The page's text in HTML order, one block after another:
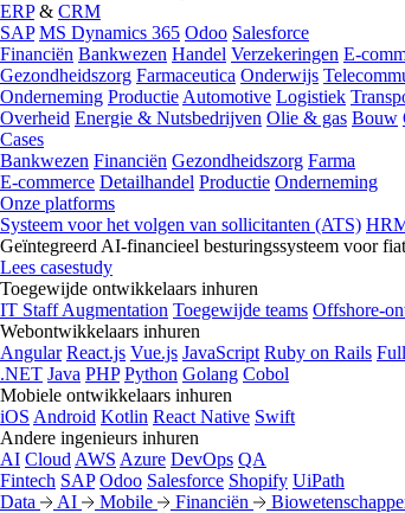
ERP& CRM
SAP MS Dynamics 365 Odoo Salesforce
Financiën Bankwezen Handel Verzekeringen E-
Gezondheidszorg Farmaceutica Onderwijs
Onderneming Productie Automotive Logistiek
Overheid Energie & Nutsbedrijven Olie & gas Bouw
Cases
Bankwezen Financiën Gezondheidszorg Farma
E-commerce Detailhandel Productie Onderneming
Onze platforms
Systeem voor het volgen van sollicitanten (ATS)
Geïntegreerd AI-financieel besturingssysteem voor
Lees casestudy
Toegewijde ontwikkelaars inhuren
IT Staff Augmentation Toegewijde teams Offshore-
Webontwikkelaars inhuren
Angular React.js Vue.js JavaScript Ruby on Rails
.NET Java PHP Python Golang Cobol
Mobiele ontwikkelaars inhuren
iOS Android Kotlin React Native Swift
Andere ingenieurs inhuren
AI Cloud AWS Azure DevOps QA
Fintech SAP Odoo Salesforce Shopify UiPath
Data
AI Mobile Financiën